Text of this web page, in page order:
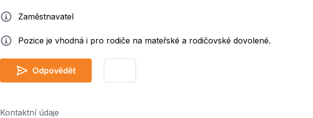
ZadavatelZaměstnavatel
Info Pozice je vhodná i pro rodiče na mateřské a rodičovské dovolené.
Odpovědět
Kontaktní údaje